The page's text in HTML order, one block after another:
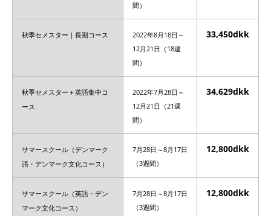
間）
秋季セメスター｜長期コース
2022年8月18日～
12月21日（18週
間）
33,450dkk
秋季セメスター＋英語集中コ
ース
2022年7月28日～
12月21日（21週
間）
34,629dkk
サマースクール（デンマーク
語・デンマーク文化コース）
7月28日～8月17日
（3週間）
12,800dkk
サマースクール（英語・デン
マーク文化コース）
7月28日～8月17日
（3週間）
12,800dkk